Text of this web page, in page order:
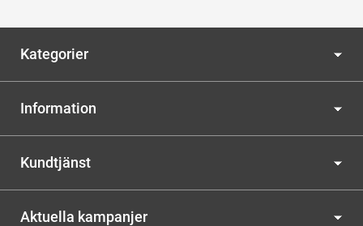
Kategorier
Information
Kundtjänst
Aktuella kampanjer